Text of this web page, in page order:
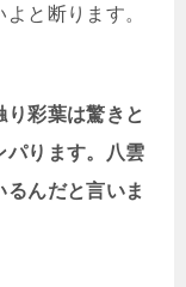
と断ります。
彩葉は驚きと
パります。八雲
んだと言いま